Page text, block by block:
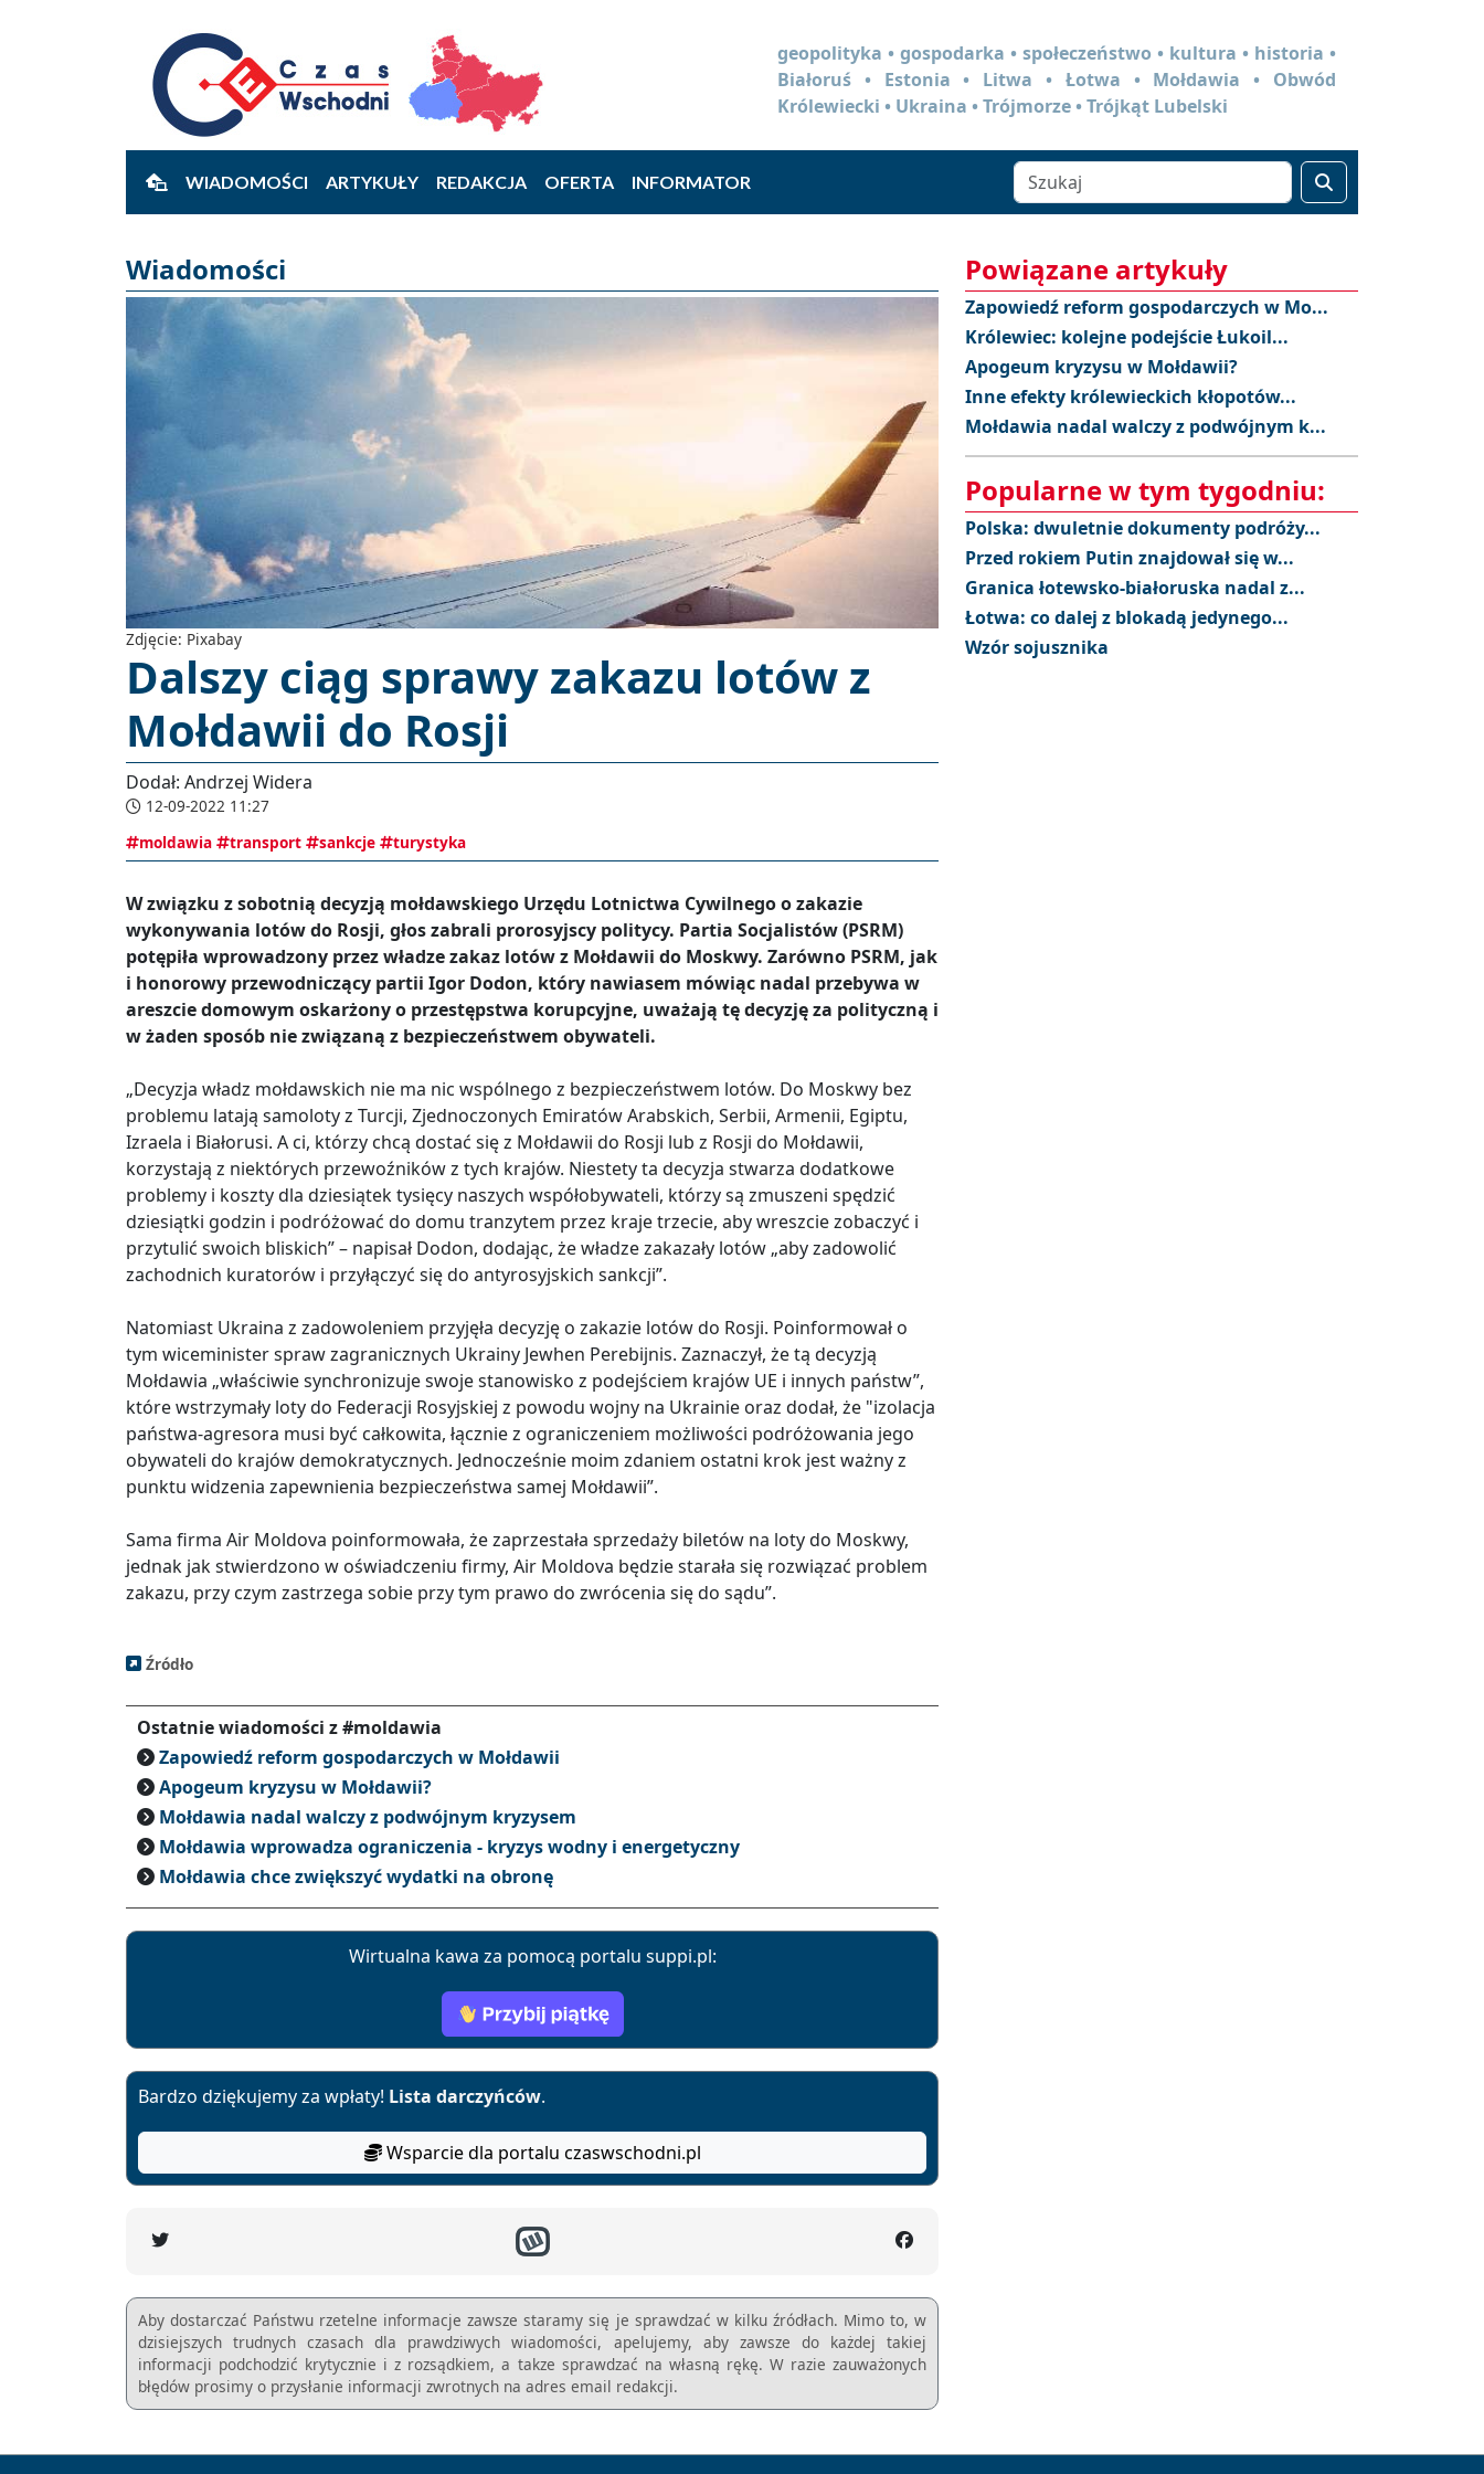
geopolityka • gospodarka • społeczeństwo • kultura • historia •
Białoruś • Estonia • Litwa • Łotwa • Mołdawia • Obwód
Królewiecki • Ukraina • Trójmorze • Trójkąt Lubelski
WIADOMOŚCI ARTYKUŁY REDAKCJA OFERTA INFORMATOR
Wiadomości
Zdjęcie: Pixabay
Dalszy ciąg sprawy zakazu lotów z
Mołdawii do Rosji
Dodał: Andrzej Widera
12-09-2022 11:27
moldawia
transport sankcje turystyka
W związku z sobotnią decyzją mołdawskiego Urzędu Lotnictwa Cywilnego o zakazie
wykonywania lotów do Rosji, głos zabrali prorosyjscy politycy. Partia Socjalistów (PSRM)
potępiła wprowadzony przez władze zakaz lotów z Mołdawii do Moskwy. Zarówno PSRM, jak
i honorowy przewodniczący partii Igor Dodon, który nawiasem mówiąc nadal przebywa w
areszcie domowym oskarżony o przestępstwa korupcyjne, uważają tę decyzję za polityczną i
w żaden sposób nie związaną z bezpieczeństwem obywateli.
„Decyzja władz mołdawskich nie ma nic wspólnego z bezpieczeństwem lotów. Do Moskwy bez
problemu latają samoloty z Turcji, Zjednoczonych Emiratów Arabskich, Serbii, Armenii, Egiptu,
Izraela i Białorusi. A ci, którzy chcą dostać się z Mołdawii do Rosji lub z Rosji do Mołdawii,
korzystają z niektórych przewoźników z tych krajów. Niestety ta decyzja stwarza dodatkowe
problemy i koszty dla dziesiątek tysięcy naszych współobywateli, którzy są zmuszeni spędzić
dziesiątki godzin i podróżować do domu tranzytem przez kraje trzecie, aby wreszcie zobaczyć i
przytulić swoich bliskich” – napisał Dodon, dodając, że władze zakazały lotów „aby zadowolić
zachodnich kuratorów i przyłączyć się do antyrosyjskich sankcji”.
Natomiast Ukraina z zadowoleniem przyjęła decyzję o zakazie lotów do Rosji. Poinformował o
tym wiceminister spraw zagranicznych Ukrainy Jewhen Perebijnis. Zaznaczył, że tą decyzją
Mołdawia „właściwie synchronizuje swoje stanowisko z podejściem krajów UE i innych państw”,
które wstrzymały loty do Federacji Rosyjskiej z powodu wojny na Ukrainie oraz dodał, że "izolacja
państwa-agresora musi być całkowita, łącznie z ograniczeniem możliwości podróżowania jego
obywateli do krajów demokratycznych. Jednocześnie moim zdaniem ostatni krok jest ważny z
punktu widzenia zapewnienia bezpieczeństwa samej Mołdawii”.
Sama firma Air Moldova poinformowała, że ​​zaprzestała sprzedaży biletów na loty do Moskwy,
jednak jak stwierdzono w oświadczeniu firmy, Air Moldova będzie starała się rozwiązać problem
zakazu, przy czym zastrzega sobie przy tym prawo do zwrócenia się do sądu”.
Źródło
Ostatnie wiadomości z #moldawia
Zapowiedź reform gospodarczych w Mołdawii
Apogeum kryzysu w Mołdawii?
Mołdawia nadal walczy z podwójnym kryzysem
Mołdawia wprowadza ograniczenia - kryzys wodny i energetyczny
Mołdawia chce zwiększyć wydatki na obronę
Wirtualna kawa za pomocą portalu suppi.pl:
Bardzo dziękujemy za wpłaty! Lista darczyńców.
Wsparcie dla portalu czaswschodni.pl
Aby dostarczać Państwu rzetelne informacje zawsze staramy się je sprawdzać w kilku źródłach. Mimo to, w
dzisiejszych trudnych czasach dla prawdziwych wiadomości, apelujemy, aby zawsze do każdej takiej
informacji podchodzić krytycznie i z rozsądkiem, a takze sprawdzać na własną rękę. W razie zauważonych
błędów prosimy o przysłanie informacji zwrotnych na adres email redakcji.
Powiązane artykuły
Zapowiedź reform gospodarczych w Mo...
Królewiec: kolejne podejście Łukoil...
Apogeum kryzysu w Mołdawii?
Inne efekty królewieckich kłopotów...
Mołdawia nadal walczy z podwójnym k...
Popularne w tym tygodniu:
Polska: dwuletnie dokumenty podróży...
Przed rokiem Putin znajdował się w...
Granica łotewsko-białoruska nadal z...
Łotwa: co dalej z blokadą jedynego...
Wzór sojusznika